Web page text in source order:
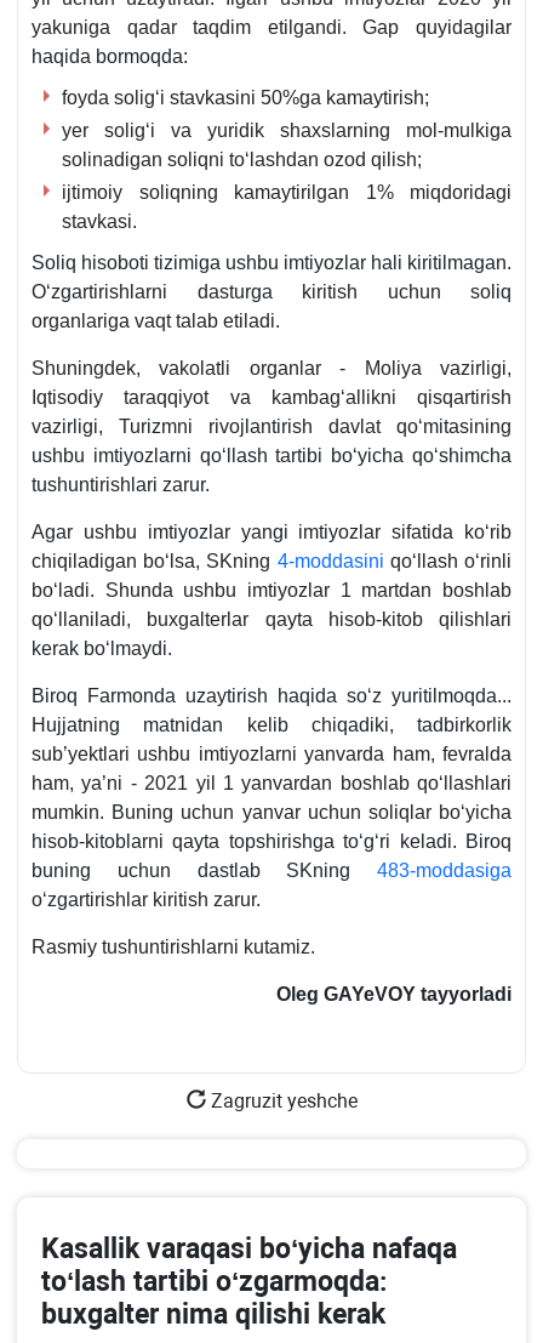
yakuniga qadar taqdim etilgandi. Gap quyidagilar
haqida bormoqda:
foyda soligʻi stavkasini 50%ga kamaytirish;
yer soligʻi va yuridik shaхslarning mol-mulkiga
solinadigan soliqni toʻlashdan ozod qilish;
ijtimoiy soliqning kamaytirilgan 1% miqdoridagi
stavkasi.
Soliq hisoboti tizimiga ushbu imtiyozlar hali kiritilmagan.
Oʻzgartirishlarni dasturga kiritish uchun soliq
organlariga vaqt talab etiladi.
Shuningdek, vakolatli organlar - Moliya vazirligi,
Iqtisodiy taraqqiyot va kambagʻallikni qisqartirish
vazirligi, Turizmni rivojlantirish davlat qoʻmitasining
ushbu imtiyozlarni qoʻllash tartibi boʻyicha qoʻshimcha
tushuntirishlari zarur.
Agar ushbu imtiyozlar yangi imtiyozlar sifatida koʻrib
chiqiladigan boʻlsa, SKning 4-moddasini qoʻllash oʻrinli
boʻladi. Shunda ushbu imtiyozlar 1 martdan boshlab
qoʻllaniladi, buхgalterlar qayta hisob-kitob qilishlari
kerak boʻlmaydi.
Biroq Farmonda uzaytirish haqida soʻz yuritilmoqda...
Hujjatning matnidan kelib chiqadiki, tadbirkorlik
sub’yektlari ushbu imtiyozlarni yanvarda ham, fevralda
ham, ya’ni - 2021 yil 1 yanvardan boshlab qoʻllashlari
mumkin. Buning uchun yanvar uchun soliqlar boʻyicha
hisob-kitoblarni qayta topshirishga toʻgʻri keladi. Biroq
buning uchun dastlab SKning 483-moddasiga
oʻzgartirishlar kiritish zarur.
Rasmiy tushuntirishlarni kutamiz.
Oleg GAYeVOY tayyorladi
Zagruzit yeshche
Kasallik varaqasi boʻyicha nafaqa
toʻlash tartibi oʻzgarmoqda:
buхgalter nima qilishi kerak